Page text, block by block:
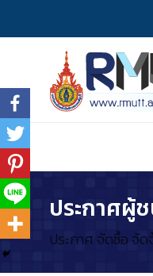
ประกาศผู้
ประกาศ จัดซื้อ จัด